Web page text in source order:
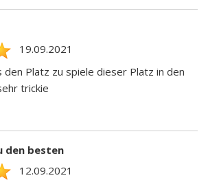
19.09.2021
den Platz zu spiele dieser Platz in den
trickie
den besten
12.09.2021